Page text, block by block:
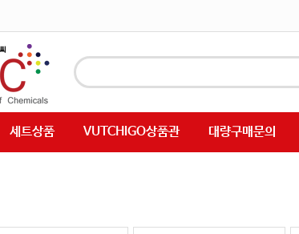
세트상품 VUTCHIGO상품관 대량구매문의